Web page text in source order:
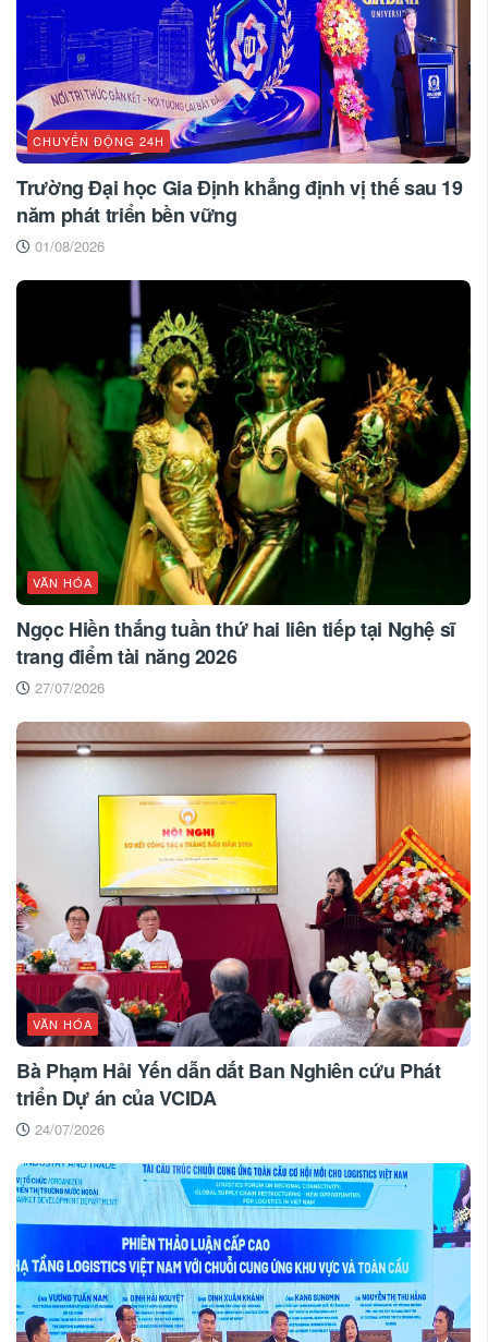
CHUYỂN ĐỘNG 24H
Trường Đại học Gia Định khẳng định vị thế sau 19
năm phát triển bền vững
01/08/2026
VĂN HÓA
Ngọc Hiền thắng tuần thứ hai liên tiếp tại Nghệ sĩ
trang điểm tài năng 2026
27/07/2026
VĂN HÓA
Bà Phạm Hải Yến dẫn dắt Ban Nghiên cứu Phát
triển Dự án của VCIDA
24/07/2026